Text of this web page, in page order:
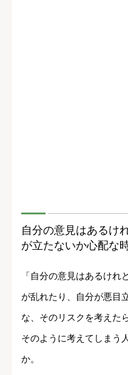
自分の意見はあるけ
が立たないか心配な
「自分の意見はあるけ
が乱れたり、自分が悪目
な、そのリスクを考えた
そのように考えてしまう
か。